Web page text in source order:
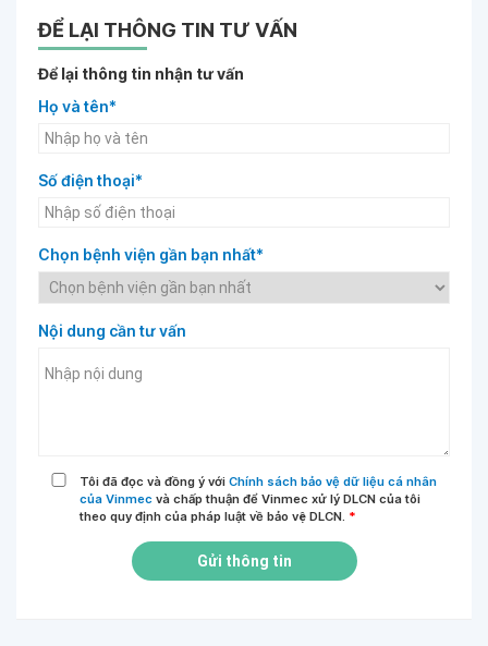
ĐỂ LẠI THÔNG TIN TƯ VẤN
Để lại thông tin nhận tư vấn
Họ và tên*
Số điện thoại*
Chọn bệnh viện gần bạn nhất*
Nội dung cần tư vấn
Tôi đã đọc và đồng ý với Chính sách bảo vệ dữ liệu cá nhân
của Vinmec và chấp thuận để Vinmec xử lý DLCN của tôi
theo quy định của pháp luật về bảo vệ DLCN. *
Gửi thông tin